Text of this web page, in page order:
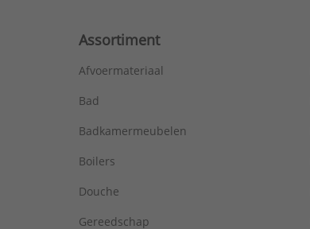
Assortiment
Afvoermateriaal
Bad
Badkamermeubelen
Boilers
Douche
Gereedschap